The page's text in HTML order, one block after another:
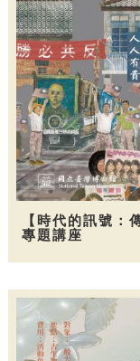
【時代的訊號：
專題講座